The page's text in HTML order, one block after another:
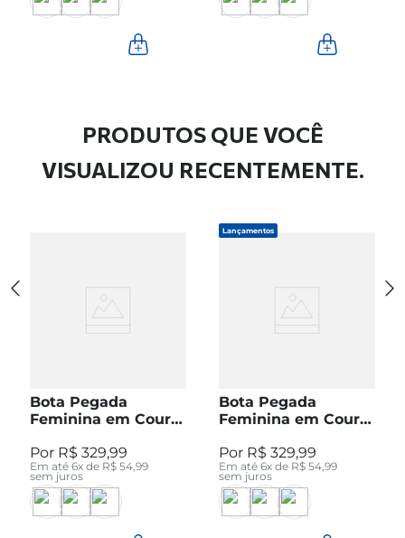
PRODUTOS QUE VOCÊ
VISUALIZOU RECENTEMENTE.
Bota Pegada
Feminina em Couro
280512-04
R$ 329,99
Em até 6x de R$ 54,99
sem juros
Lançamentos
Bota Pegada
Feminina em Couro
280512-05
R$ 329,99
Em até 6x de R$ 54,99
sem juros